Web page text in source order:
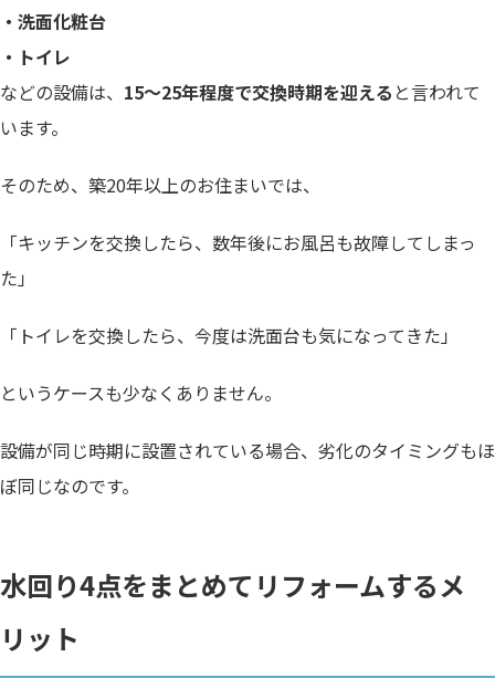
・洗面化粧台
・トイレ
などの設備は、 15～25年程度で交換時期を迎える と言われて
います。
そのため、築20年以上のお住まいでは、
「キッチンを交換したら、数年後にお風呂も故障してしまっ
た」
「トイレを交換したら、今度は洗面台も気になってきた」
というケースも少なくありません。
設備が同じ時期に設置されている場合、劣化のタイミングもほ
ぼ同じなのです。
水回り4点をまとめてリフォームするメ
リット